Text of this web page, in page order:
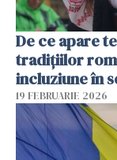
De ce apare
tradițiilor
incluziune în
19 FEBRUARIE 2026